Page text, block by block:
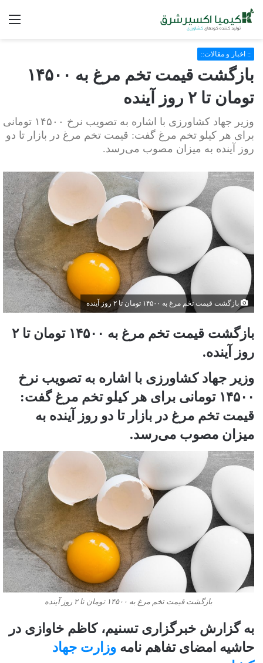
:: اخبار و مقالات::
بازگشت قیمت تخم مرغ به ۱۴۵۰۰
تومان تا ۲ روز آینده
وزیر جهاد کشاورزی با اشاره به تصویب نرخ ۱۴۵۰۰ تومانی
برای هر کیلو تخم مرغ گفت: قیمت تخم مرغ در بازار تا دو
روز آینده به میزان مصوب می‌رسد.
بازگشت قیمت تخم مرغ به ۱۴۵۰۰ تومان تا ۲ روز آینده
بازگشت قیمت تخم مرغ به ۱۴۵۰۰ تومان تا ۲
روز آینده.
وزیر جهاد کشاورزی با اشاره به تصویب نرخ
۱۴۵۰۰ تومانی برای هر کیلو تخم مرغ گفت:
قیمت تخم مرغ در بازار تا دو روز آینده به
میزان مصوب می‌رسد.
بازگشت قیمت تخم مرغ به ۱۴۵۰۰ تومان تا ۲ روز آینده
به گزارش خبرگزاری تسنیم، کاظم خاوازی در
حاشیه امضای تفاهم نامه وزارت جهاد